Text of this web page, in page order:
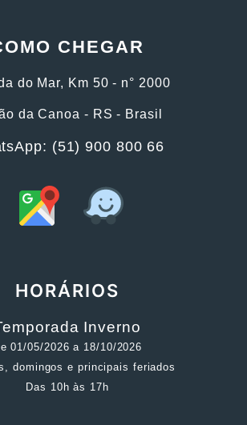
CHEGAR
do Mar, Km 50 - n° 2000
da Canoa - RS - Brasil
(51) 900 800 66
HORÁRIOS
Inverno
01/05/2026 a 18/10/2026
domingos e principais feriados
Das 10h às 17h